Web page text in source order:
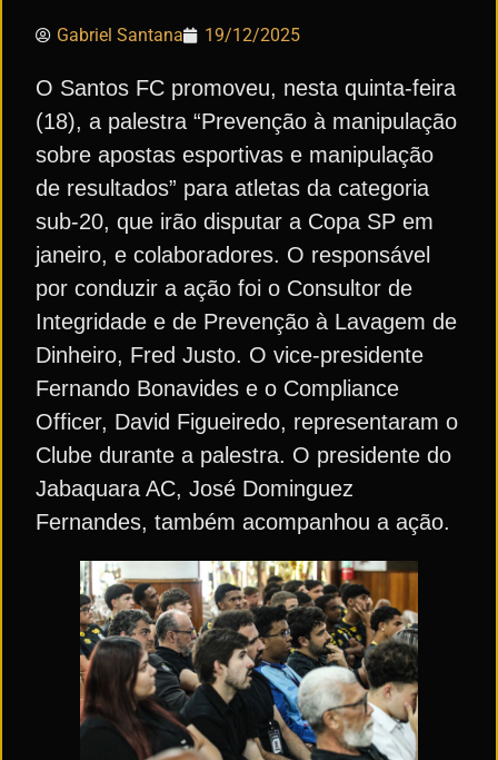
Gabriel Santana 19/12/2025
O Santos FC promoveu, nesta quinta-feira
(18), a palestra “Prevenção à manipulação
sobre apostas esportivas e manipulação
de resultados” para atletas da categoria
sub-20, que irão disputar a Copa SP em
janeiro, e colaboradores. O responsável
por conduzir a ação foi o Consultor de
Integridade e de Prevenção à Lavagem de
Dinheiro, Fred Justo. O vice-presidente
Fernando Bonavides e o Compliance
Officer, David Figueiredo, representaram o
Clube durante a palestra. O presidente do
Jabaquara AC, José Dominguez
Fernandes, também acompanhou a ação.